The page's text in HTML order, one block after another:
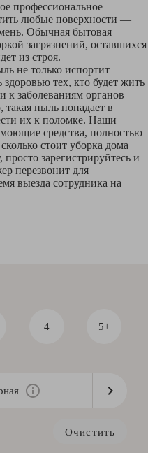
профессиональное
любые поверхности —
Обычная бытовая
загрязнений, оставшихся
из строя.
не только испортит
тех, кто будет жить
к заболеваниям органов
пыль попадает в
их к поломке. Наши
средства, полностью
стоит уборка дома
просто зарегистрируйтесь и
перезвонит для
выезда сотрудника на
4 5+
Очистить